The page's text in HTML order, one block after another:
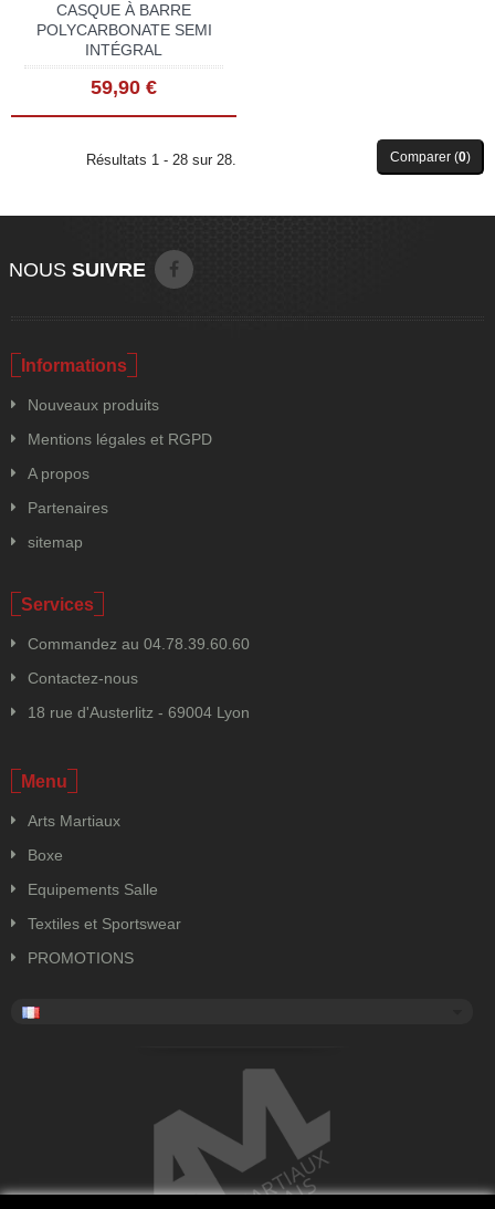
CASQUE À BARRE
POLYCARBONATE SEMI
INTÉGRAL
59,90 €
Résultats 1 - 28 sur 28. Comparer (0)
SUIVRE
NOUS
Informations
Nouveaux produits
Mentions légales et RGPD
A propos
Partenaires
sitemap
Services
Commandez au 04.78.39.60.60
Contactez-nous
18 rue d'Austerlitz - 69004 Lyon
Menu
Arts Martiaux
Boxe
Equipements Salle
Textiles et Sportswear
PROMOTIONS